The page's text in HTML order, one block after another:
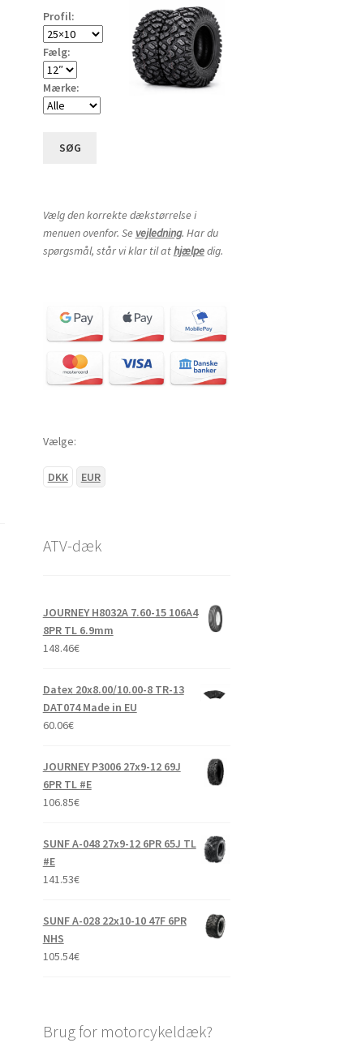
Profil:
Fælg:
Mærke:
SØG
Vælg den korrekte dækstørrelse i
menuen ovenfor. Se vejledning. Har du
spørgsmål, står vi klar til athjælpedig.
Vælge:
DKK EUR
ATV-dæk
JOURNEY H8032A 7.60-15 106A4
8PR TL 6.9mm
148.46€
Datex 20x8.00/10.00-8 TR-13
DAT074 Made in EU
60.06€
JOURNEY P3006 27x9-12 69J
6PR TL #E
106.85€
SUNF A-048 27x9-12 6PR 65J TL
#E
141.53€
SUNF A-028 22x10-10 47F 6PR
NHS
105.54€
Brug for motorcykeldæk?